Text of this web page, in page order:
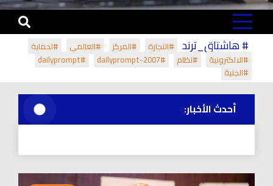
# هاشتاق_ترند #التجارة #المركز #العالمي
#لحماية
#الالكترونية
#نظام #dailyprompt-2007
#dailyprompt
#الجنية
أحدث الأخبار: